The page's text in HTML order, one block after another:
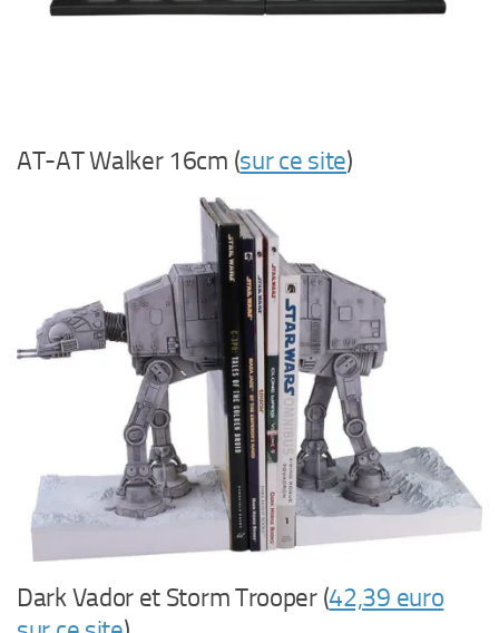
AT-AT Walker 16cm (sur ce site)
Dark Vador et Storm Trooper (42,39 euro